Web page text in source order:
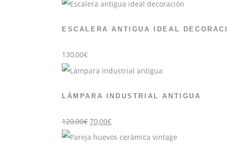
ESCALERA ANTIGUA IDEAL
130,00€
LÁMPARA INDUSTRIAL ANTIGUA
120,00€ precio
era:
70,00€precio
es: